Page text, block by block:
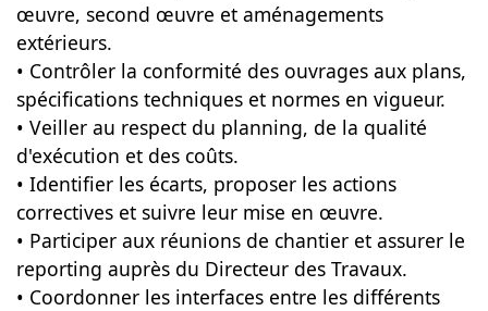
œuvre, second œuvre et aménagements
extérieurs.
• Contrôler la conformité des ouvrages aux plans,
spécifications techniques et normes en vigueur.
• Veiller au respect du planning, de la qualité
d'exécution et des coûts.
• Identifier les écarts, proposer les actions
correctives et suivre leur mise en œuvre.
• Participer aux réunions de chantier et assurer le
reporting auprès du Directeur des Travaux.
• Coordonner les interfaces entre les différents